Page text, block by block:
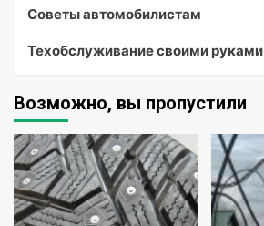
Советы автомобилистам
Техобслуживание своими руками
Возможно, вы пропустили